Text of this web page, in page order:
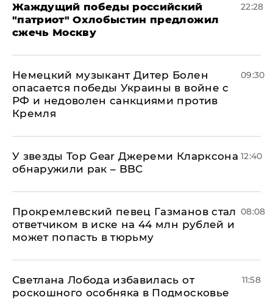
Жаждущий победы российский
"патриот" Охлобыстин предложил
сжечь Москву
22:28
Немецкий музыкант Дитер Болен
опасается победы Украины в войне с
РФ и недоволен санкциями против
Кремля
09:30
У звезды Top Gear Джереми Кларксона
обнаружили рак – BBC
12:40
Прокремлевский певец Газманов стал
ответчиком в иске на 44 млн рублей и
может попасть в тюрьму
08:08
Светлана Лобода избавилась от
роскошного особняка в Подмосковье
11:58